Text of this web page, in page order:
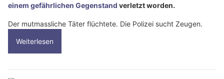
einem gefährlichen Gegenstand verletzt worden.
Der mutmassliche Täter flüchtete. Die Polizei sucht Zeugen.
Weiterlesen